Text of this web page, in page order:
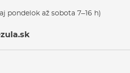
pondelok až sobota 7–16 h)